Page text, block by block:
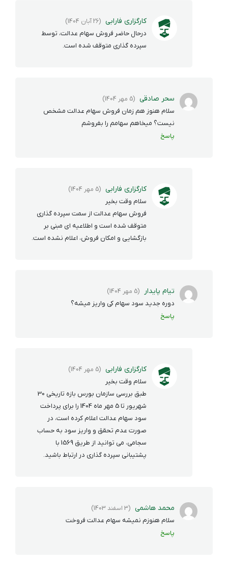
کارگزاری فارابی (26 آبان 1404)
درحال حاضر فروش سهام عدالت، توسط
سپرده گذاری متوقف شده است.
سحر صادقی (5 مهر 1404)
سلام هنوز هم زمان فروش سهام عدالت مشخص
نیست؟ میخاهم سهامم را بفروشم
پاسخ
کارگزاری فارابی (5 مهر 1404)
سلام وقت بخیر
فروش سهام عدالت از سمت سپرده گذاری
متوقف شده است و اطلاعیه ای مبنی بر
بازگشایی و امکان فروش، اعلام نشده است.
تیام پایدار (5 مهر 1404)
دوره جدید سود سهام کی واریز میشه؟
پاسخ
کارگزاری فارابی (5 مهر 1404)
سلام وقت بخیر
طبق بررسی سازمان بورس بازه تاریخی 30
شهریور تا 5 مهر ماه 1404 را برای پرداخت
سود سهام عدالت اعلام کرده است، در
صورت عدم تحقق و واریز سود به حساب
سجامی، می توانید از طریق 1569 با
پشتیبانی سپرده گذاری در ارتباط باشید.
محمد هاشمی (3 اسفند 1403)
سلام هنوزم نمیشه سهام عدالت فروخت
پاسخ